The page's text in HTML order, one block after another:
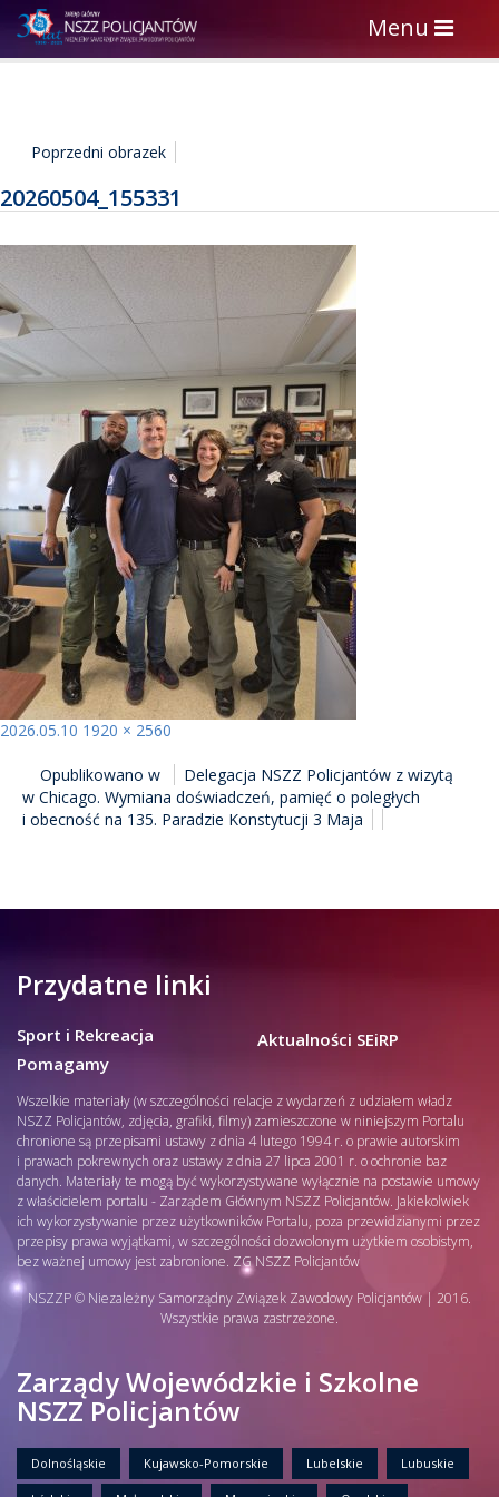
Toggle
navigation
Menu
Poprzedni obrazek
20260504_155331
Opublikowano
2026.05.10 Pełny
1920 × 2560
WPISUOpublikowano w
Delegacja NSZZ Policjantów z wizytą
w Chicago. Wymiana doświadczeń, pamięć o poległych
i obecność na 135. Paradzie Konstytucji 3 Maja
Przydatne linki
Sport i Rekreacja
Pomagamy
Aktualności SEiRP
Wszelkie materiały (w szczególności relacje z wydarzeń z udziałem władz
NSZZ Policjantów, zdjęcia, grafiki, filmy) zamieszczone w niniejszym Portalu
chronione są przepisami ustawy z dnia 4 lutego 1994 r. o prawie autorskim
i prawach pokrewnych oraz ustawy z dnia 27 lipca 2001 r. o ochronie baz
danych. Materiały te mogą być wykorzystywane wyłącznie na postawie umowy
z właścicielem portalu - Zarządem Głównym NSZZ Policjantów. Jakiekolwiek
ich wykorzystywanie przez użytkowników Portalu, poza przewidzianymi przez
przepisy prawa wyjątkami, w szczególności dozwolonym użytkiem osobistym,
bez ważnej umowy jest zabronione. ZG NSZZ Policjantów
NSZZP © Niezależny Samorządny Związek Zawodowy Policjantów | 2016.
Wszystkie prawa zastrzeżone.
Zarządy Wojewódzkie i Szkolne
NSZZ Policjantów
Dolnośląskie Kujawsko-Pomorskie Lubelskie Lubuskie